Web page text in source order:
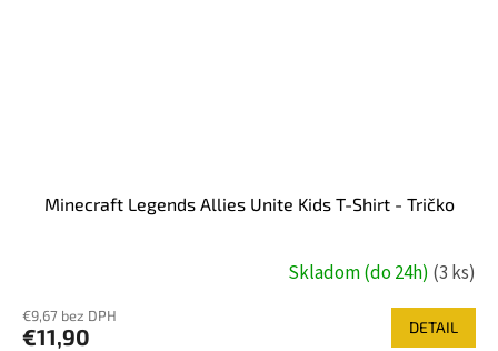
Minecraft Legends Allies Unite Kids T-Shirt - Tričko
Skladom (do 24h) (3 ks)
€9,67 bez DPH
€11,90 DETAIL